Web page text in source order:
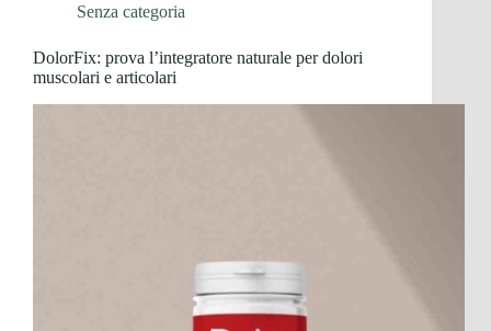
Senza categoria
DolorFix: prova l’integratore naturale per dolori
muscolari e articolari